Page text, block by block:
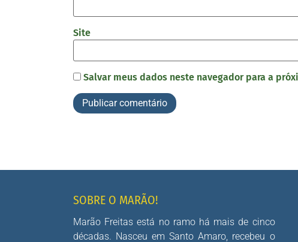
Site
Salvar meus dados neste navegador para a
SOBRE O MARÃO!
Marão Freitas está no ramo há mais de cinco
décadas. Nasceu em Santo Amaro, recebeu o